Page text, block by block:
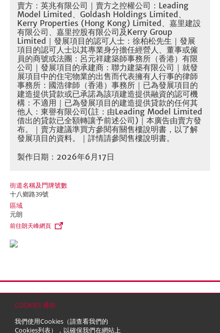
COOKIES 通知
我們使用Cookies（請查看我們的
Cookies列表），以確保我們在網站上
賣方：英兆有限公司｜賣方之控權公司：Leading
Model Limited、Goldash Holdings Limited、
Kerry Properties (Hong Kong) Limited、嘉里建設
有限公司、嘉里控股有限公司及Kerry Group
Limited｜發展項目的認可人士：徐柏松先生｜發展
項目的認可人士以其專業身分擔任經營人、董事或僱
員的商號或法團：呂元祥建築師事務所（香港）有限
公司｜發展項目的承建商：聯力建築有限公司｜就發
展項目中的住宅物業的出售而代表擁有人行事的律師
事務所：國浩律師（香港）事務所｜已為發展項目的
建造提供貸款或已承諾為該項建造提供融資的認可機
構：不適用｜已為發展項目的建造提供貸款的任何其
他人：東譽有限公司(註：由Leading Model Limited
借出的貸款已全額轉讓予前述公司)｜本廣告由賣方發
布。｜賣方建議準買方參閱有關售樓說明書，以了解
發展項目的資料。｜詳情請參閱售樓說明書。
製作日期：2026年6月17日
街道名稱及門牌號數
十八鄉路39號
區域
元朗
前往朗天峰網頁
© 2026 嘉里建設有限公司 (於百慕達註冊成立之有限公司)